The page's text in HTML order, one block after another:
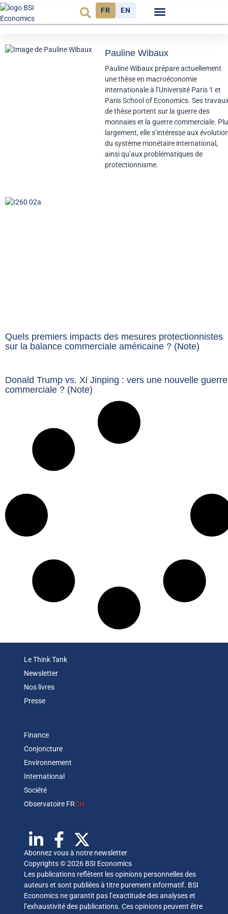
FR EN
Pauline Wibaux
Pauline Wibaux prépare actuellement
une thèse en macroéconomie
internationale à l’Université Paris 1 et
Paris School of Economics. Ses
de thèse portent sur la guerre des
monnaies et la guerre commerciale.
largement, elle s’intéresse aux
du système monétaire international,
ainsi qu’aux problématiques de
protectionnisme.
Quels premiers impacts des mesures protectionnistes
sur la balance commerciale américaine ? (Note)
Donald Trump vs. Xi Jinping : vers une nouvelle guerre
commerciale ? (Note)
Le Think Tank
Newsletter
Nos livres
Presse
Finance
Conjoncture
Environnement
International
Société
Observatoire FRCH
Abonnez vous à notre newsletter
Copyrights © 2026 BSI Economics
Les publications reflètent les opinions personnelles des
auteurs et sont publiées à titre purement informatif. BSI
Economics ne garantit pas l’exactitude des analyses et
l’exhaustivité des publications. Ces opinions peuvent être